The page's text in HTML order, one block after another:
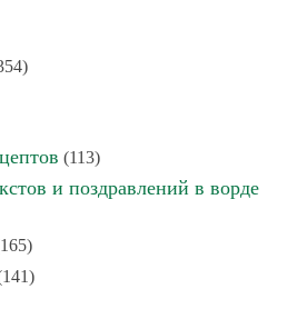
(113)
и поздравлений в ворде